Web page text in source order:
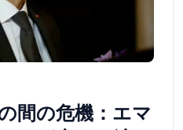
間の危機：エマ